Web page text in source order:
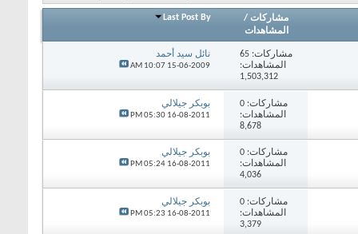
مشاركات/
المشاهدات
Last Post By
مشاركات: 65
المشاهدات:
1,503,312
نائل سيد أحمد
15-06-2009
10:07 AM
مشاركات: 0
المشاهدات:
8,678
بوبكر جيلالي
16-08-2011
05:30 PM
مشاركات: 0
المشاهدات:
4,036
بوبكر جيلالي
16-08-2011
05:24 PM
مشاركات: 0
المشاهدات:
3,379
بوبكر جيلالي
16-08-2011
05:23 PM